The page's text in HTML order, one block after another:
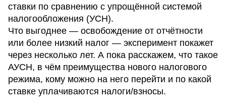
ставки по сравнению с упрощённой системой
налогообложения (УСН).
Что выгоднее — освобождение от отчётности
или более низкий налог — эксперимент покажет
через несколько лет. А пока расскажем, что такое
АУСН, в чём преимущества нового налогового
режима, кому можно на него перейти и по какой
ставке уплачиваются налоги/взносы.